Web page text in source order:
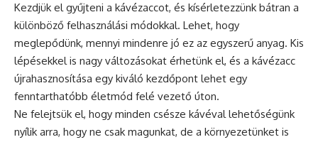
Kezdjük el gyűjteni a kávézaccot, és kísérletezzünk bátran a
különböző felhasználási módokkal. Lehet, hogy
meglepődünk, mennyi mindenre jó ez az egyszerű anyag. Kis
lépésekkel is nagy változásokat érhetünk el, és a kávézacc
újrahasznosítása egy kiváló kezdőpont lehet egy
fenntarthatóbb életmód felé vezető úton.
Ne felejtsük el, hogy minden csésze kávéval lehetőségünk
nyílik arra, hogy ne csak magunkat, de a környezetünket is